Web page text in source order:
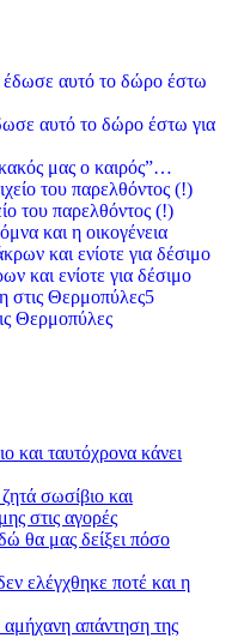
αυτό το δώρο έστω για
μας ο καιρός”…
του παρελθόντος (!)
και η οικογένεια
και ενίοτε για δέσιμο
5
Θερμοπύλες
και ταυτόχρονα κάνει
σωσίβιο και
στις αγορές
θα μας δείξει πόσο
ελέγχθηκε ποτέ και η
απάντηση της